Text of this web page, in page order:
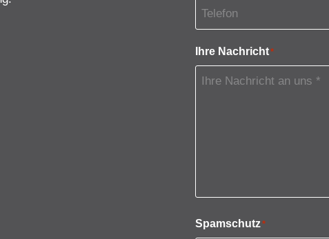
Ihre Nachricht*
Spamschutz*